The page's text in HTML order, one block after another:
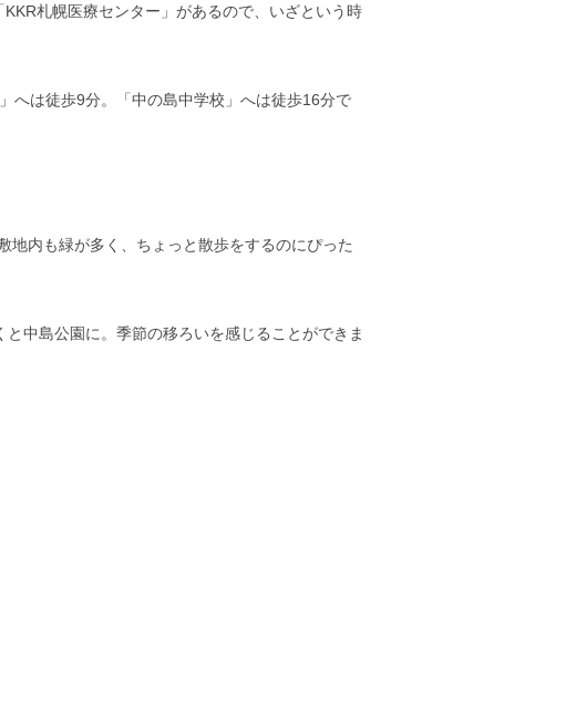
札幌医療センター」があるので、いざという時
へは徒歩9分。「中の島中学校」へは徒歩16分で
地内も緑が多く、ちょっと散歩をするのにぴった
と中島公園に。季節の移ろいを感じることができま